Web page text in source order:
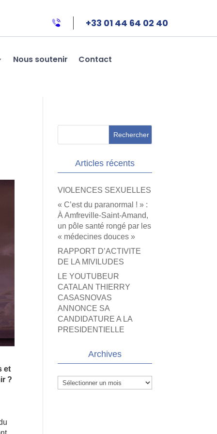
+33 01 44 64 02 40
Nous soutenir Contact
et
?
Articles récents
VIOLENCES SEXUELLES
« C’est du paranormal ! » :
À Amfreville-Saint-Amand,
un pôle santé rongé par les
« médecines douces »
RAPPORT D’ACTIVITE
DE LA MIVILUDES
LE YOUTUBEUR
CATALAN THIERRY
CASASNOVAS
ANNONCE SA
CANDIDATURE A LA
PRESIDENTIELLE
Archives
Archives